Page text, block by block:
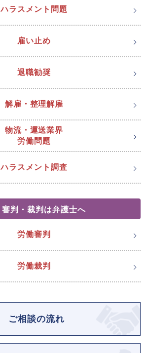
ハラスメント問題
雇い止め
退職勧奨
解雇・整理解雇
物流・運送業界
労働問題
ハラスメント調査
審判・裁判は弁護士へ
労働審判
労働裁判
ご相談の流れ